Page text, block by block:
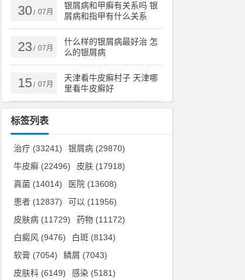
30/ 07月
银屑病和甲癣有关系吗 银
屑病和指甲有什么关系
23/ 07月
什么样的银屑病最好治 怎
么的银屑病
15/ 07月
天津看牛皮癣村子 天津哪
里看牛皮癣好
标签列表
治疗 (33241) 银屑病 (29870)
牛皮癣 (22496) 皮肤 (17918)
真菌 (14014) 医院 (13608)
患者 (12837) 可以 (11956)
皮肤病 (11729) 药物 (11172)
白癜风 (9476) 白斑 (8134)
软膏 (7054) 鳞屑 (7043)
皮肤科 (6149) 感染 (5181)